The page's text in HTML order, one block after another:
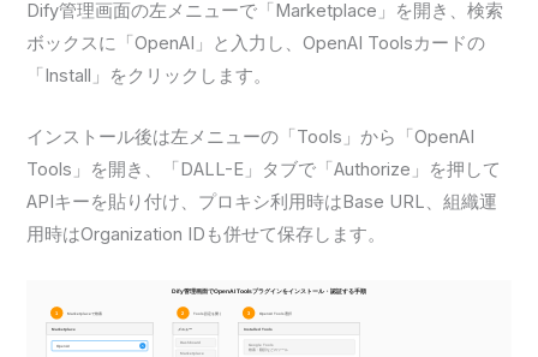
Dify管理画面の左メニューで「Marketplace」を開き、検索
ボックスに「OpenAI」と入力し、OpenAI Toolsカードの
「Install」をクリックします。
インストール後は左メニューの「Tools」から「OpenAI
Tools」を開き、「DALL-E」タブで「Authorize」を押して
APIキーを貼り付け、プロキシ利用時はBase URL、組織運
用時はOrganization IDも併せて保存します。